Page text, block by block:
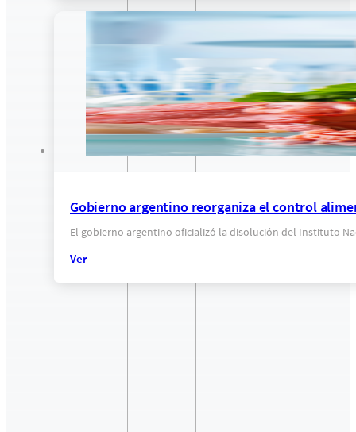
Gobierno argentino reorganiza el control
El gobierno argentino oficializó la disolución del Instituto
Ver